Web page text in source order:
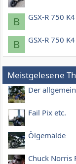
B GSX-R 750
B GSX-R 750
Meistgelesene
Der
Fail Pix etc.
Ölgemälde
Chuck Norris